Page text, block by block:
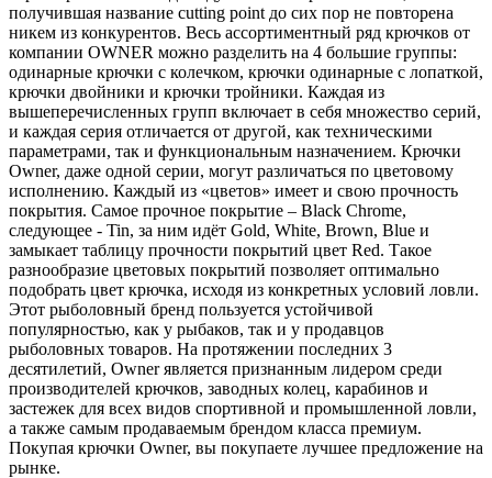
получившая название cutting point до сих пор не повторена
никем из конкурентов. Весь ассортиментный ряд крючков от
компании OWNER можно разделить на 4 большие группы:
одинарные крючки с колечком, крючки одинарные с лопаткой,
крючки двойники и крючки тройники. Каждая из
вышеперечисленных групп включает в себя множество серий,
и каждая серия отличается от другой, как техническими
параметрами, так и функциональным назначением. Крючки
Owner, даже одной серии, могут различаться по цветовому
исполнению. Каждый из «цветов» имеет и свою прочность
покрытия. Самое прочное покрытие – Black Chrome,
следующее - Tin, за ним идёт Gold, White, Brown, Blue и
замыкает таблицу прочности покрытий цвет Red. Такое
разнообразие цветовых покрытий позволяет оптимально
подобрать цвет крючка, исходя из конкретных условий ловли.
Этот рыболовный бренд пользуется устойчивой
популярностью, как у рыбаков, так и у продавцов
рыболовных товаров. На протяжении последних 3
десятилетий, Owner является признанным лидером среди
производителей крючков, заводных колец, карабинов и
застежек для всех видов спортивной и промышленной ловли,
а также самым продаваемым брендом класса премиум.
Покупая крючки Owner, вы покупаете лучшее предложение на
рынке.